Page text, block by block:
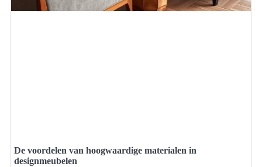
De voordelen van hoogwaardige materialen in
designmeubelen